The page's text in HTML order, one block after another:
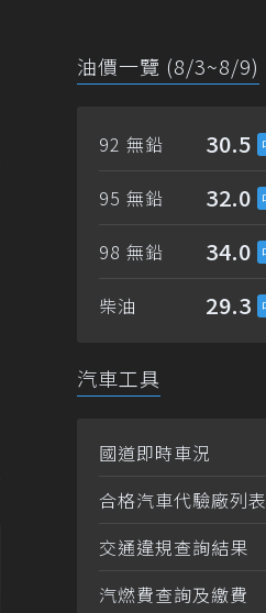
油價一覽 (8/3~8/9)
92 無鉛 30.5
95 無鉛 32.0
98 無鉛 34.0
柴油 29.3
汽車工具
國道即時車況
合格汽車代驗廠列表
交通違規查詢結果
汽燃費查詢及繳費